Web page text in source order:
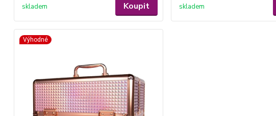
skladem Koupit skladem
Výhodné